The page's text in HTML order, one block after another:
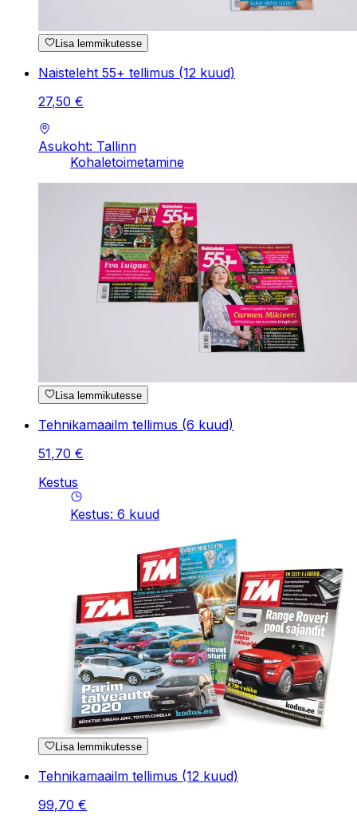
Lisa lemmikutesse
Naisteleht 55+ tellimus (12 kuud)
27,50 €
Asukoht: Tallinn
Kohaletoimetamine
Lisa lemmikutesse
Tehnikamaailm tellimus (6 kuud)
51,70 €
Kestus
Kestus: 6 kuud
Lisa lemmikutesse
Tehnikamaailm tellimus (12 kuud)
99,70 €